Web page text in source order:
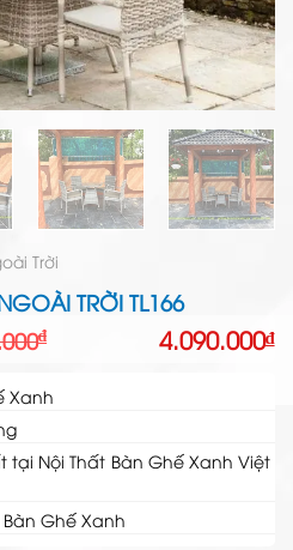
Trời
TRỜI TL166
₫ 4.090.000₫
Xanh
tại Nội Thất Bàn Ghế Xanh Việt
Bàn Ghế Xanh